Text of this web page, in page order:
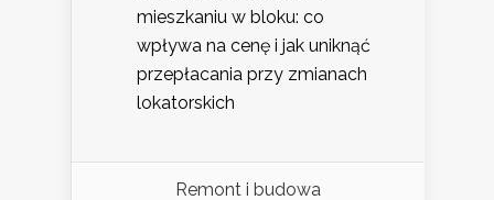
mieszkaniu w bloku: co
wpływa na cenę i jak uniknąć
przepłacania przy zmianach
lokatorskich
Remont i budowa